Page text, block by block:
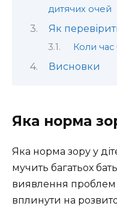
дитячих очей
Як
Коли час
Висновки
Яка норма
Яка норма зору у
мучить багатьох
виявлення проблем
вплинути на